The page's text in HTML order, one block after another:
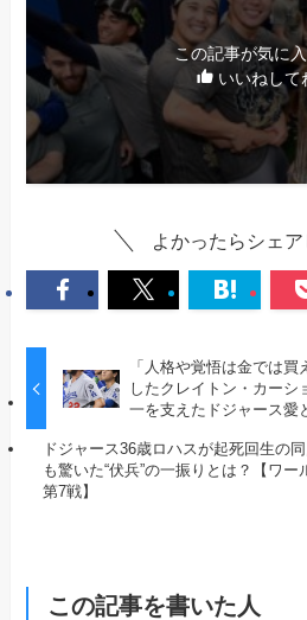
この記事が気に
いいねして
よかったらシェア
「人格や覚悟は金では
したクレイトン・カーシ
一を支えたドジャース愛
ドジャース36歳ロハスが起死回生の
も驚いた“伏兵”の一振りとは？【ワー
第7戦】
この記事を書いた人